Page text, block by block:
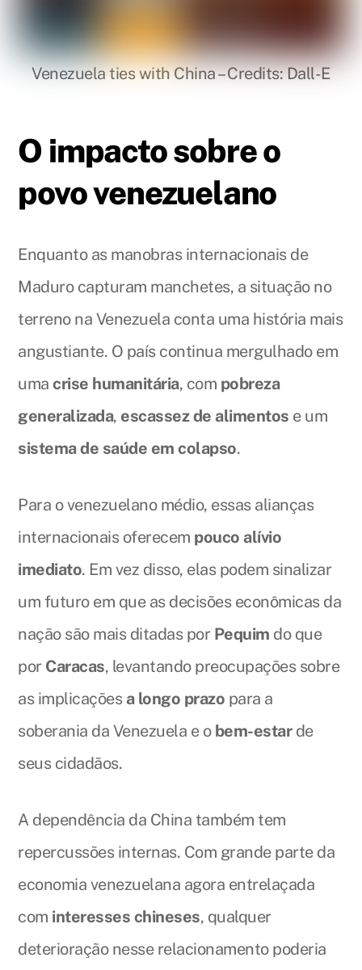
Venezuela ties with China – Credits: Dall-E
O impacto sobre o
povo venezuelano
Enquanto as manobras internacionais de
Maduro capturam manchetes, a situação no
terreno na Venezuela conta uma história mais
angustiante. O país continua mergulhado em
umacrise humanitária, com pobreza
generalizada, escassez de alimentos e um
sistema de saúde em colapso.
Para o venezuelano médio, essas alianças
internacionais oferecem pouco alívio
imediato. Em vez disso, elas podem sinalizar
um futuro em que as decisões econômicas da
nação são mais ditadas por Pequim do que
por Caracas, levantando preocupações sobre
as implicações a longo prazo para a
soberania da Venezuela e o bem-estarde
seus cidadãos.
A dependência da China também tem
repercussões internas. Com grande parte da
economia venezuelana agora entrelaçada
com interesses chineses, qualquer
deterioração nesse relacionamento poderia